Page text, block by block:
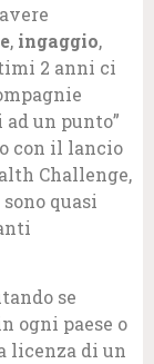
, ingaggio,
2 anni ci
un punto”
con il lancio
Challenge,
quasi
se
ogni paese o
licenza di un